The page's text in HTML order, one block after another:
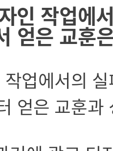
인 작업에
얻은 교훈
업에서의
얻은 교훈